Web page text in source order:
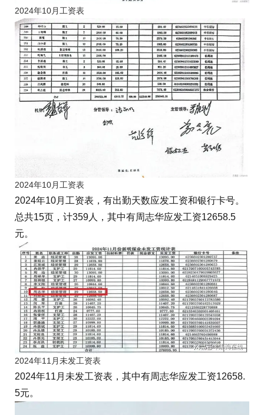
2024年10月工资表
2024年10月工资表
2024年10月工资表，有出勤天数应发工资和银行卡号。
总共15页，计359人，其中有周志华应发工资12658.5
元。
2024年11月未发工资表
2024年11月未发工资表，其中有周志华应发工资12658.
5元。